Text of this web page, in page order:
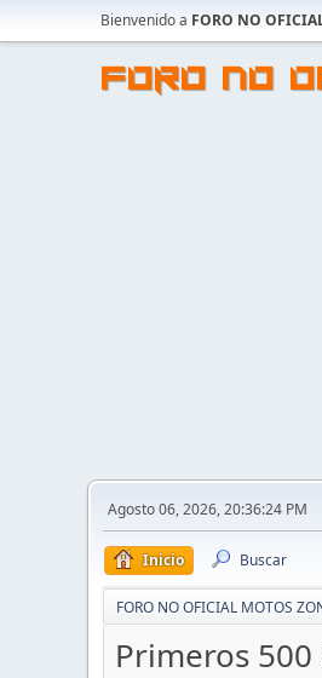
Bienvenido a FORO NO
FORO NO
Agosto 06, 2026, 20:36:24 PM
Inicio Buscar
FORO NO OFICIAL MOTOS
Primeros